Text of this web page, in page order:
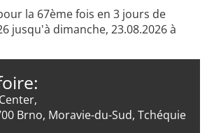
la 67ème fois en 3 jours de
jusqu'à dimanche, 23.08.2026 à
Brno, Moravie-du-Sud, Tchéquie